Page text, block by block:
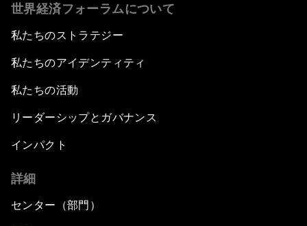
世界経済フォーラムについて
私たちのストラテジー
私たちのアイデンティティ
私たちの活動
リーダーシップとガバナンス
インパクト
詳細
センター（部門）